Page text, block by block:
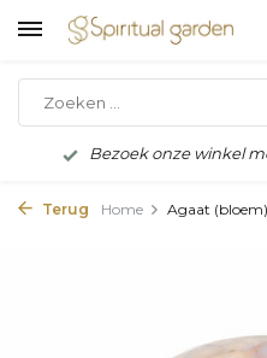
Bezoek onze winkel
Terug Home Agaat